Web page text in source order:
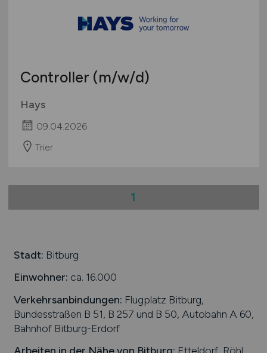
Controller (m/w/d)
Hays
09.04.2026
Trier
1
Stadt: Bitburg
Einwohner: ca. 16.000
Verkehrsanbindungen: Flugplatz Bitburg,
Bundesstraßen B 51, B 257 und B 50, Autobahn A 60,
Bahnhof Bitburg-Erdorf
Arbeiten in der Nähe von Bitburg: Etteldorf, Röhl,